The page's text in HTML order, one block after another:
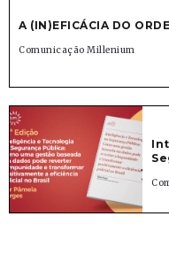
A (IN)EFICÁCIA DO
Comunicação Millenium